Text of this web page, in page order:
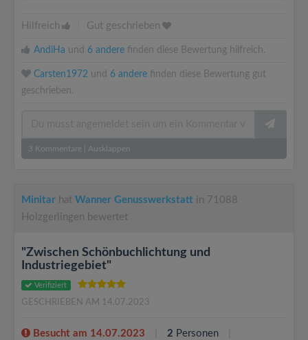
Hilfreich Gut geschrieben
AndiHa und 6 andere finden diese Bewertung hilfreich.
Carsten1972 und 6 andere finden diese Bewertung gut
geschrieben.
3 Kommentare Ausklappen
Minitar hat Wanner Genusswerkstatt in 71088
Holzgerlingen bewertet
"Zwischen Schönbuchlichtung und
Industriegebiet"
Verifiziert
GESCHRIEBEN AM 14.07.2023
Besucht am 14.07.2023 2 Personen